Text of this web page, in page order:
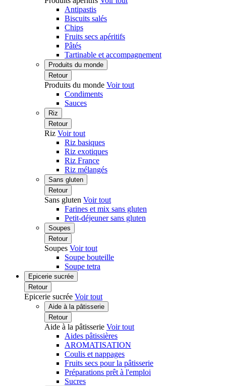
Antipastis
Biscuits salés
Chips
Fruits secs apéritifs
Pâtés
Tartinable et accompagnement
Produits du monde
Retour
Produits du monde Voir tout
Condiments
Sauces
Riz
Retour
Riz Voir tout
Riz basiques
Riz exotiques
Riz France
Riz mélangés
Sans gluten
Retour
Sans gluten Voir tout
Farines et mix sans gluten
Petit-déjeuner sans gluten
Soupes
Retour
Soupes Voir tout
Soupe bouteille
Soupe tetra
Epicerie sucrée
Retour
Epicerie sucrée Voir tout
Aide à la pâtisserie
Retour
Aide à la pâtisserie Voir tout
Aides pâtissières
AROMATISATION
Coulis et nappages
Fruits secs pour la pâtisserie
Préparations prêt à l'emploi
Sucres